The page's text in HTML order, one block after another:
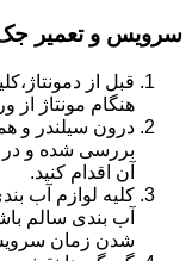
سرویس و تعمیر جک
قبل از
هنگام مونتاژ از
درون سیلندر
بررسی شده و
آن اقدام کنید.
کلیه لوازم آب
آب بندی سالم
شدن زمان